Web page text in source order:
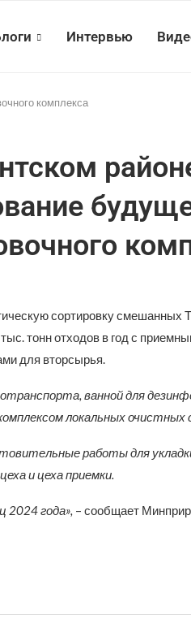
Интервью
комплекса
сортировку смешанных
тонн отходов в год с
для вторсырья.
ванной для
локальных очистных
работы для
и цеха приемки.
2024 года», – сообщает